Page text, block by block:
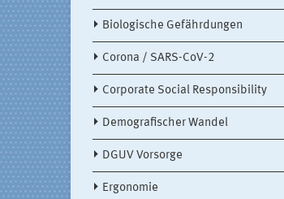
Biologische Gefährdungen
Corona / SARS-CoV-2
Corporate Social Responsibility
Demografischer Wandel
DGUV Vorsorge
Ergonomie